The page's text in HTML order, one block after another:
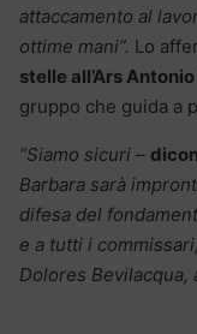
attaccamento al
ottime mani”. Lo
stelle all’Ars
gruppo che guida a
“Siamo sicuri –
Barbara sarà
difesa del
e a tutti i
Dolores Bevilacqua,